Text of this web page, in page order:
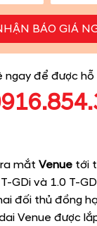
BÁO GIÁ
ngay để được
mắt Venue tới
GDi và 1.0 T-
đối thủ đồng
Venue được